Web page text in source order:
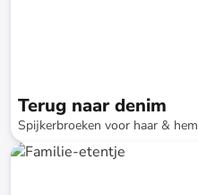
Terug naar denim
Spijkerbroeken voor haar & hem
tot-70%*